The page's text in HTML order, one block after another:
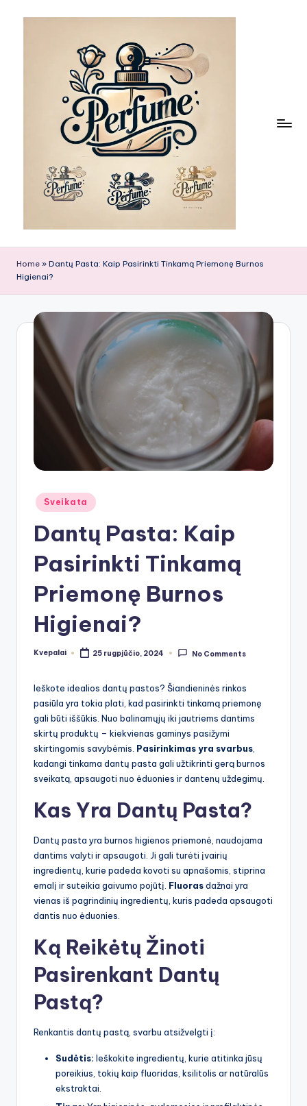
Home » Dantų Pasta: Kaip Pasirinkti Tinkamą Priemonę Burnos
Higienai?
Posted
in
Sveikata
Dantų Pasta: Kaip
Pasirinkti Tinkamą
Priemonę Burnos
Higienai?
Posted
Kvepalai 25 rugpjūčio, 2024 No Comments
Ieškote idealios dantų pastos? Šiandieninės rinkos
pasiūla yra tokia plati, kad pasirinkti tinkamą priemonę
gali būti iššūkis. Nuo balinamųjų iki jautriems dantims
skirtų produktų – kiekvienas gaminys pasižymi
skirtingomis savybėmis. Pasirinkimas yra svarbus
kadangi tinkama dantų pasta gali užtikrinti gerą burnos
sveikatą, apsaugoti nuo ėduonies ir dantenų uždegimų.
Kas Yra Dantų Pasta?
Dantų pasta yra burnos higienos priemonė, naudojama
dantims valyti ir apsaugoti. Ji gali turėti įvairių
ingredientų, kurie padeda kovoti su apnašomis, stiprina
emalį ir suteikia gaivumo pojūtį. Fluorasdažnai yra
vienas iš pagrindinių ingredientų, kuris padeda apsaugoti
dantis nuo ėduonies.
Ką Reikėtų Žinoti
Pasirenkant Dantų
Pastą?
Renkantis dantų pastą, svarbu atsižvelgti į:
Sudėtis: Ieškokite ingredientų, kurie atitinka jūsų
poreikius, tokių kaip fluoridas, ksilitolis ar natūralūs
ekstraktai.